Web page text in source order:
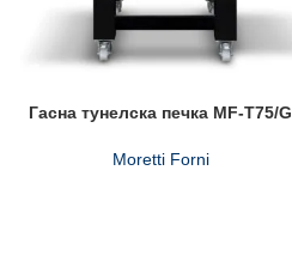
Гасна тунелска печка MF-T75/G
Moretti Forni